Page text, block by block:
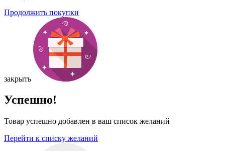
Продолжить покупки
закрыть
Успешно!
Товар успешно добавлен в ваш список желаний
Перейти к списку желаний